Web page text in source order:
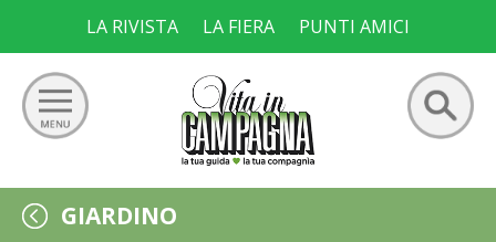
content
LA RIVISTA LA FIERA PUNTI AMICI
Ricerca
per:
GIARDINO
GIARDINO